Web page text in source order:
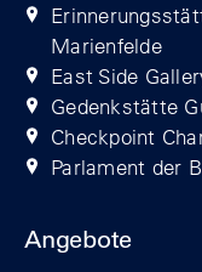
Marienfelde
East Side
Gedenkstätte
Checkpoint
Parlament der
Angebote